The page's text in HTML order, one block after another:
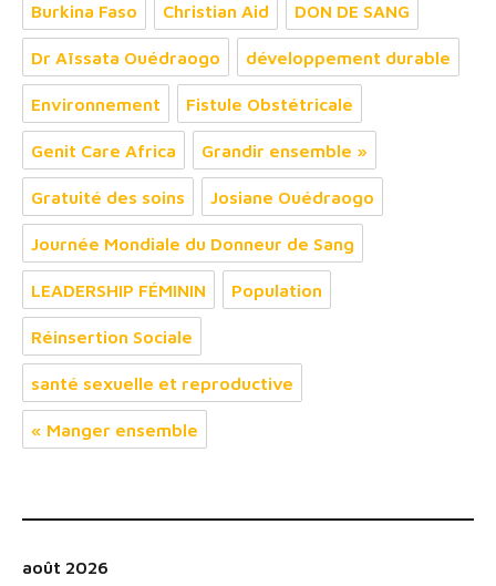
Burkina Faso Christian Aid DON DE SANG
Dr Aïssata Ouédraogo développement durable
Environnement Fistule Obstétricale
Genit Care Africa Grandir ensemble »
Gratuité des soins Josiane Ouédraogo
Journée Mondiale du Donneur de Sang
LEADERSHIP FÉMININ Population
Réinsertion Sociale
santé sexuelle et reproductive
« Manger ensemble
août 2026